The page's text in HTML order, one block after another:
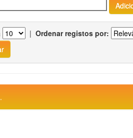
| Ordenar registos por: